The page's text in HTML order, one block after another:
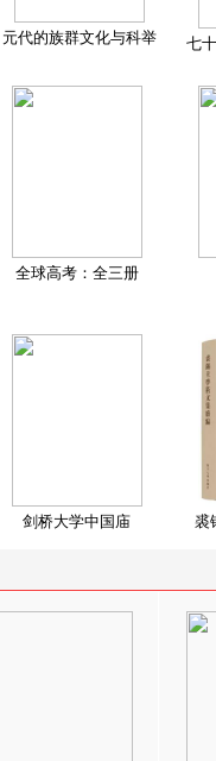
元代的族群文化与科举 七
全球高考：全三册
剑桥大学中国庙 裘